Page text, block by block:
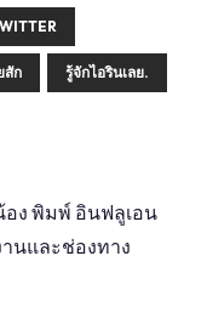
สัก รู้จักไอรินเลย.
อง พิมพ์ อินฟลูเอน
นและช่องทาง